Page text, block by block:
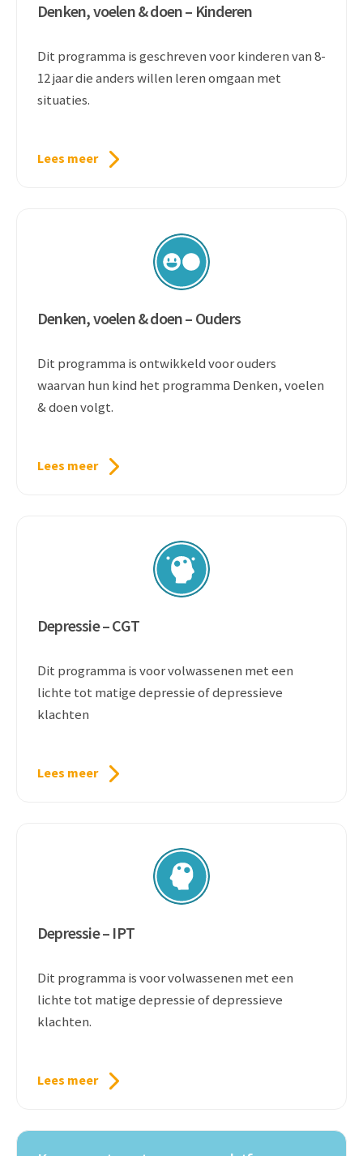
Denken, voelen & doen – Kinderen
Dit programma is geschreven voor kinderen van 8-
12 jaar die anders willen leren omgaan met
situaties.
Lees meer
Denken, voelen & doen – Ouders
Dit programma is ontwikkeld voor ouders
waarvan hun kind het programma Denken, voelen
& doen volgt.
Lees meer
Depressie – CGT
Dit programma is voor volwassenen met een
lichte tot matige depressie of depressieve
klachten
Lees meer
Depressie – IPT
Dit programma is voor volwassenen met een
lichte tot matige depressie of depressieve
klachten.
Lees meer